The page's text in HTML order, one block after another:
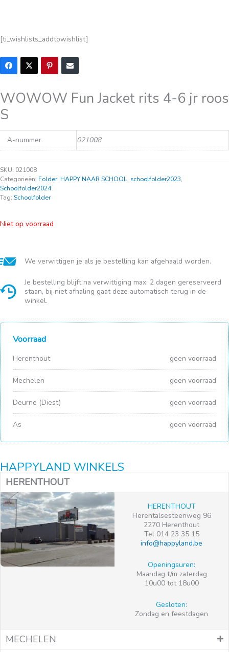
[ti_wishlists_addtowishlist]
WOWOW Fun Jacket rits 4-6 jr roos
S
A-nummer 021008
SKU: 021008
Categorieën: Folder, HAPPY NAAR SCHOOL, schoolfolder2023,
Schoolfolder2024
Tag: Schoolfolder
Niet op voorraad
We verwittigen je als je bestelling kan afgehaald worden.
Je bestelling blijft na verwittiging max. 2 dagen gereserveerd
staan, bij niet afhaling gaat deze automatisch terug in de
winkel.
Voorraad
Herenthout geen voorraad
Mechelen geen voorraad
Deurne (Diest) geen voorraad
As geen voorraad
HAPPYLAND WINKELS
HERENTHOUT
HERENTHOUT
Herentalsesteenweg 96
2270 Herenthout
Tel 014 23 35 15
info@happyland.be
Openingsuren:
Maandag t/m zaterdag
10u00 tot 18u00
Gesloten:
Zondag en feestdagen
MECHELEN